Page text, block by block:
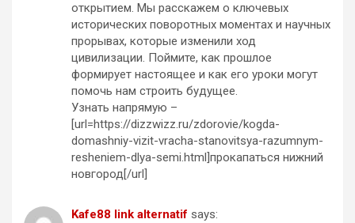
открытием. Мы расскажем о ключевых
исторических поворотных моментах и научных
прорывах, которые изменили ход
цивилизации. Поймите, как прошлое
формирует настоящее и как его уроки могут
помочь нам строить будущее.
Узнать напрямую –
[url=https://dizzwizz.ru/zdorovie/kogda-
domashniy-vizit-vracha-stanovitsya-razumnym-
resheniem-dlya-semi.html]прокапаться нижний
новгород[/url]
Kafe88 link alternatif says: